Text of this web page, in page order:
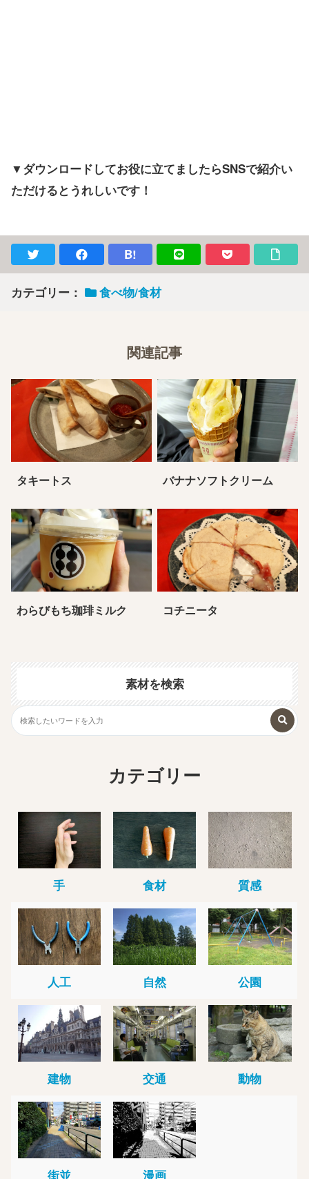
▼ダウンロードしてお役に立てましたらSNSで紹介い
ただけるとうれしいです！
B!
カテゴリー： 食べ物/食材
関連記事
タキートス バナナソフトクリーム
わらびもち珈琲ミルク コチニータ
素材を検索
カテゴリー
手 食材 質感
人工 自然 公園
建物 交通 動物
街並 漫画